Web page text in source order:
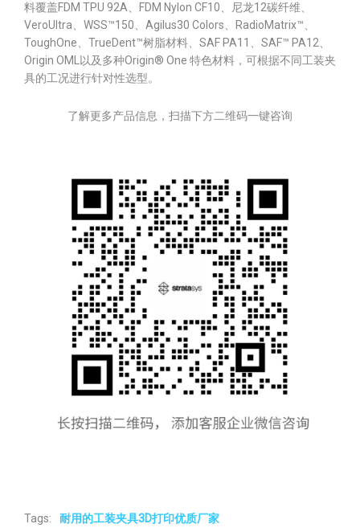
料覆盖FDM TPU 92A、FDM Nylon CF10、尼龙12碳纤维、
VeroUltra、WSS™150、Agilus30 Colors、RadioMatrix™、
ToughOne、TrueDent™树脂材料、SAF PA11、SAF™ PA12、
Origin OML以及多种Origin® One 特色材料，可根据不同工装夹
具的工况进行针对性选型。
了解更多产品信息，扫描下方二维码一键咨询
Tags: 耐用的工装夹具3D打印优质厂家